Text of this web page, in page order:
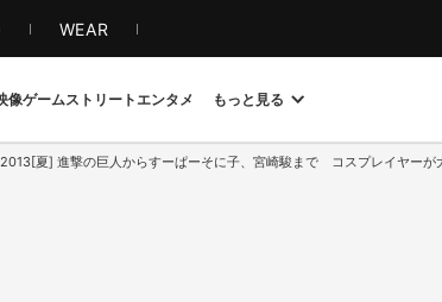
WEAR
像ゲームストリート エンタメ もっと見る
夏] 進撃の巨人からすーぱーそに子、宮崎駿まで コスプレイヤーが